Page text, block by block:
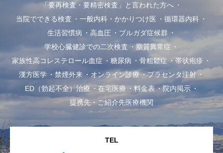
「要再検査・要精密検査」と言われた方へ
当院でできる検査
一般内科・かかりつけ医
循環器内科
生活習慣病
高血圧
ブルガダ症候群
学校心臓健診での二次検査
脂質異常症
家族性高コレステロール血症
糖尿病 骨粗鬆症
帯状疱疹
漢方医学
禁煙外来 オンライン診療
プラセンタ注射
ED（勃起不全）治療
在宅医療 料金表
院内掲示
提携先・ご紹介先医療機関
TEL